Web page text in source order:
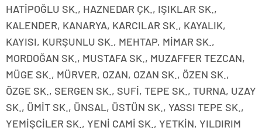
HATİPOĞLU SK., HAZNEDAR ÇK., IŞIKLAR SK.,
KALENDER, KANARYA, KARCILAR SK., KAYALIK,
KAYISI, KURŞUNLU SK., MEHTAP, MİMAR SK.,
MORDOĞAN SK., MUSTAFA SK., MUZAFFER TEZCAN,
MÜGE SK., MÜRVER, OZAN, OZAN SK., ÖZEN SK.,
ÖZGE SK., SERGEN SK., SUFİ, TEPE SK., TURNA, UZAY
SK., ÜMİT SK., ÜNSAL, ÜSTÜN SK., YASSI TEPE SK.,
YEMİŞCİLER SK., YENİ CAMİ SK., YETKİN, YILDIRIM